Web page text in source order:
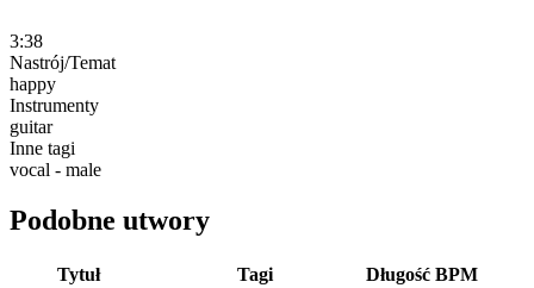
3:38
Nastrój/Temat
happy
Instrumenty
guitar
Inne tagi
vocal - male
Podobne utwory
Tytuł Tagi Długość BPM